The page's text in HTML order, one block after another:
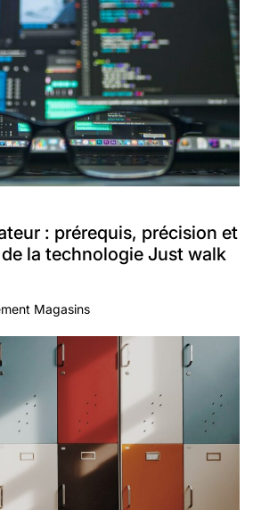
: prérequis, précision et
la technologie Just walk
Magasins